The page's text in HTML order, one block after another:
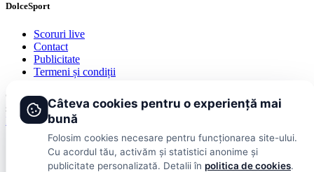
DolceSport
Scoruri live
Contact
Publicitate
Termeni și condiții
© 2026 DolceSport. Toate drepturile rezervate.
și analize din toate competițiile
Fotbal intern Fotbal extern
Câteva cookies pentru o experiență mai
bună
Folosim cookies necesare pentru funcționarea site-ului.
Cu acordul tău, activăm și statistici anonime și
publicitate personalizată. Detalii în politica de cookies.